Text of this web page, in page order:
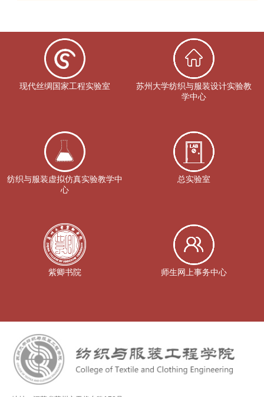
现代丝绸国家工程实验室
苏州大学纺织与服装设计实验教
学中心
纺织与服装虚拟仿真实验教学中
心
总实验室
紫卿书院 师生网上事务中心